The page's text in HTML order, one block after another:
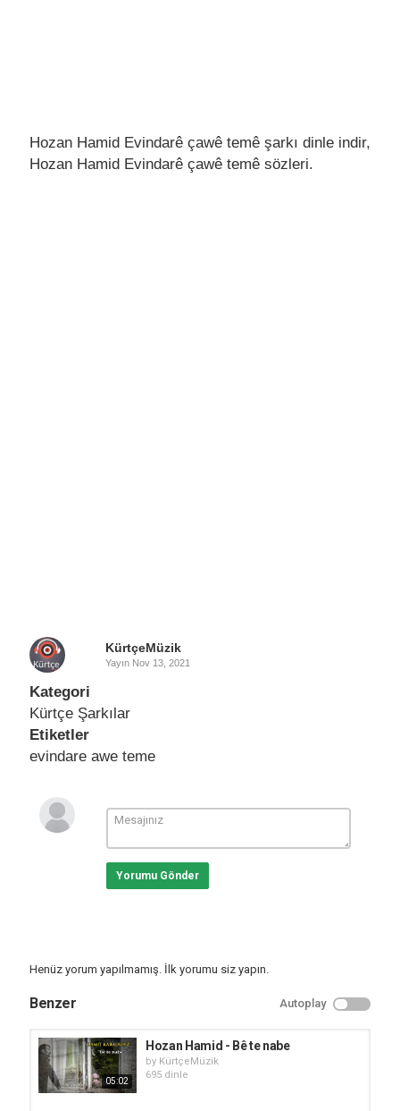
Hozan Hamid Evindarê çawê temê şarkı dinle indir,
Hozan Hamid Evindarê çawê temê sözleri.
KürtçeMüzik
Yayın Nov 13, 2021
Kategori
Kürtçe Şarkılar
Etiketler
evindare awe teme
Yorumu Gönder
Henüz yorum yapılmamış. İlk yorumu siz yapın.
Benzer Autoplay
05:02
Hozan Hamid - Bê te nabe
by KürtçeMüzik
695 dinle